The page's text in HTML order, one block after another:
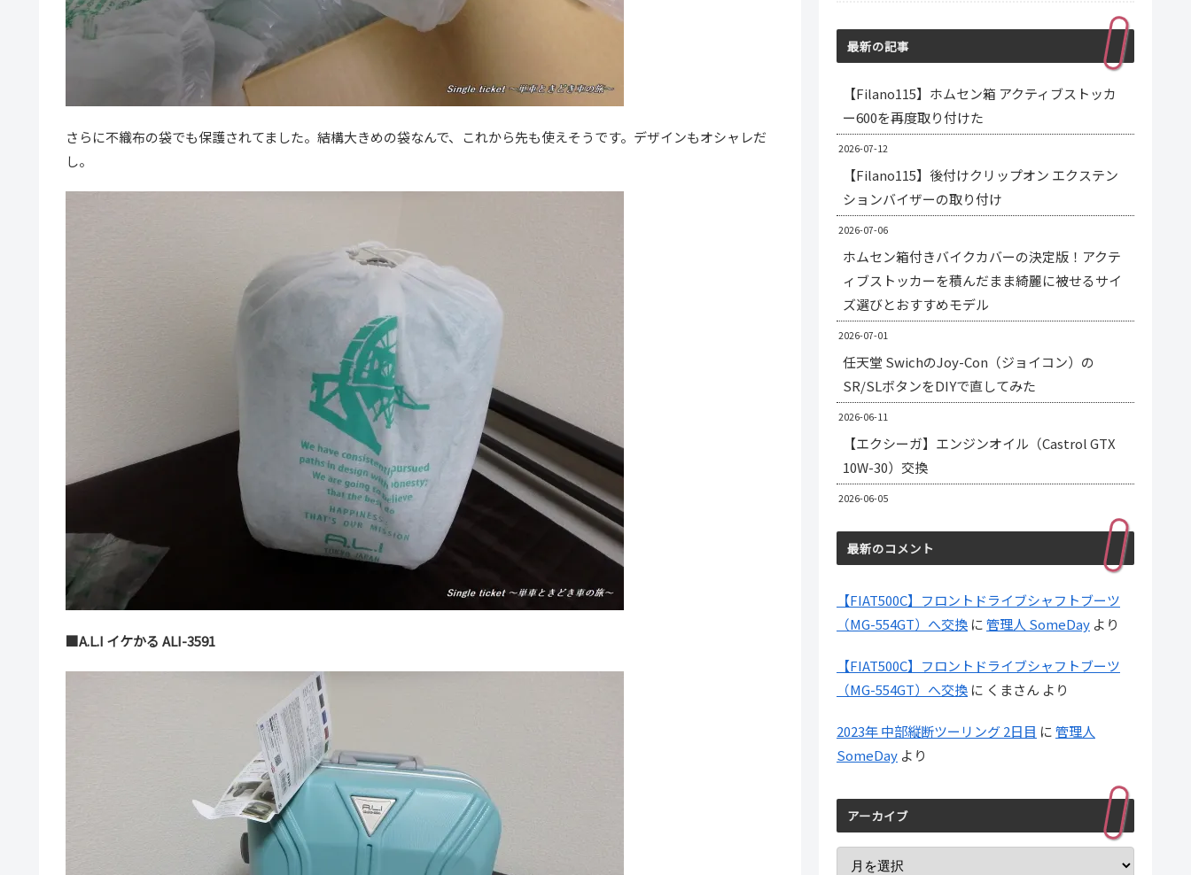
さらに不織布の袋でも保護されてました。結構大きめの袋なんで、これから先も使えそうです。デザインもオシャレだ
し。
■A.L.I イケかる ALI-3591
最新の記事
【Filano115】ホムセン箱 アクティブストッカ
ー600を再度取り付けた
2026-07-12
【Filano115】後付けクリップオン エクステン
ションバイザーの取り付け
2026-07-06
ホムセン箱付きバイクカバーの決定版！アクテ
ィブストッカーを積んだまま綺麗に被せるサイ
ズ選びとおすすめモデル
2026-07-01
任天堂 SwichのJoy-Con（ジョイコン）の
SR/SLボタンをDIYで直してみた
2026-06-11
【エクシーガ】エンジンオイル（Castrol GTX
10W-30）交換
2026-06-05
最新のコメント
【FIAT500C】フロントドライブシャフトブーツ
（MG-554GT）へ交換 に管理人 SomeDay より
【FIAT500C】フロントドライブシャフトブーツ
（MG-554GT）へ交換 に くまさん より
2023年 中部縦断ツーリング 2日目 に管理人
SomeDay より
アーカイブ